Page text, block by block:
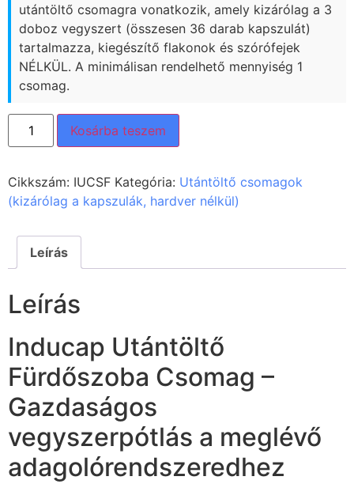
utántöltő csomagra vonatkozik, amely kizárólag a 3
doboz vegyszert (összesen 36 darab kapszulát)
tartalmazza, kiegészítő flakonok és szórófejek
NÉLKÜL. A minimálisan rendelhető mennyiség 1
csomag.
Kosárba teszem
Cikkszám: IUCSF Kategória: Utántöltő csomagok
(kizárólag a kapszulák, hardver nélkül)
Leírás
Leírás
Inducap Utántöltő
Fürdőszoba Csomag –
Gazdaságos
vegyszerpótlás a meglévő
adagolórendszeredhez